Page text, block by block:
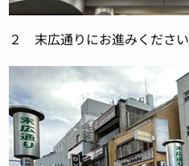
２ 末広通りにお進みください